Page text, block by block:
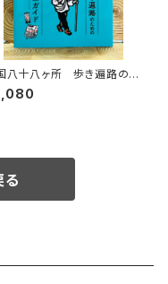
八十八ヶ所 歩き遍路のた
完全ガイド
る